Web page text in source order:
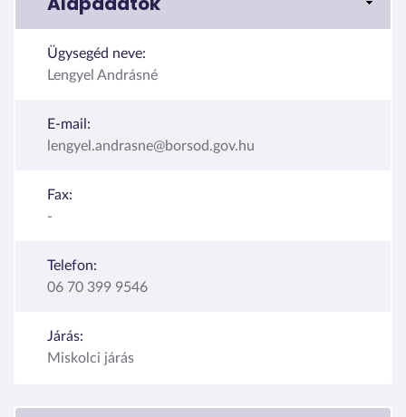
Ügysegéd neve:
Lengyel Andrásné
E-mail:
lengyel.andrasne@borsod.gov.hu
Fax:
-
Telefon:
06 70 399 9546
Járás:
Miskolci járás